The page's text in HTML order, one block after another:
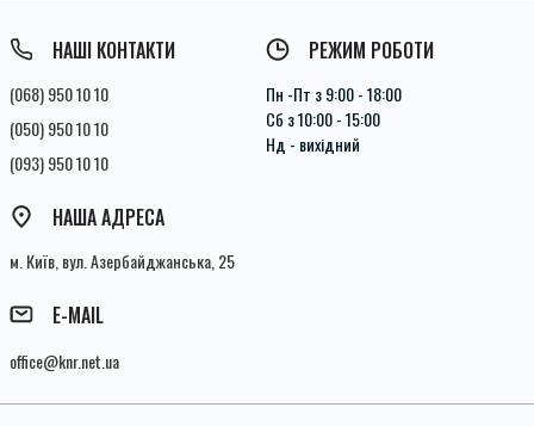
НАШІ КОНТАКТИ
(068) 950 10 10
(050) 950 10 10
(093) 950 10 10
РЕЖИМ РОБОТИ
Пн -Пт з 9:00 - 18:00
Сб з 10:00 - 15:00
Нд - вихідний
НАША АДРЕСА
м. Київ, вул. Азербайджанська, 25
E-MAIL
office@knr.net.ua